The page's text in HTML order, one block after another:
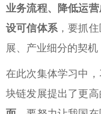
业务流程、降低运
设可信体系 ，要抓
展、产业细分的契机
在此次集体学习中
块链发展提出了更高